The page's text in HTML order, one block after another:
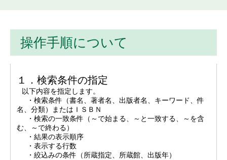
操作手順について
１．検索条件の指定
以下内容を指定します。
・検索条件（書名、著者名、出版者名、キーワード、件
名、分類）またはＩＳＢＮ
・検索の一致条件（～で始まる、～と一致する、～を含
む、～で終わる）
・結果の表示順序
・表示する行数
・絞込みの条件（所蔵指定、所蔵館、出版年）